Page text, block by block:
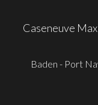
Caseneuve
Baden - Port